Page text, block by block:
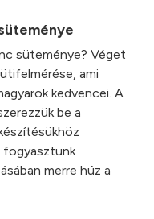
süteménye? Véget
ami
kedvencei. A
be a
merre húz a